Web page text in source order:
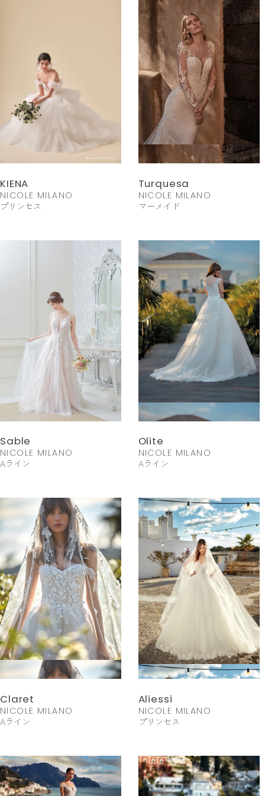
KIENA
NICOLE MILANO
プリンセス
Turquesa
NICOLE MILANO
マーメイド
Sable
NICOLE MILANO
Aライン
Olite
NICOLE MILANO
Aライン
Claret
NICOLE MILANO
Aライン
Aliessi
NICOLE MILANO
プリンセス